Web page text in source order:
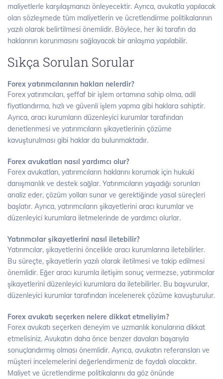
maliyetlerle karşılaşmanızı önleyecektir. Ayrıca, avukatla yapılacak
olan sözleşmede tüm maliyetlerin ve ücretlendirme politikalarının
yazılı olarak belirtilmesi önemlidir. Böylece, her iki tarafın da
haklarının korunmasını sağlayacak bir anlaşma yapılabilir.
Sıkça Sorulan Sorular
Forex yatırımcılarının hakları nelerdir?
Forex yatırımcıları, şeffaf bir işlem ortamına sahip olma, adil
fiyatlandırma, hızlı ve güvenli işlem yapma gibi haklara sahiptir.
Ayrıca, aracı kurumların düzenleyici kurumlar tarafından
denetlenmesi ve yatırımcıların şikayetlerinin çözüme
kavuşturulması gibi haklar da bulunmaktadır.
Forex avukatları nasıl yardımcı olur?
Forex avukatları, yatırımcıların haklarını korumak için hukuki
danışmanlık ve destek sağlar. Yatırımcıların yaşadığı sorunları
analiz eder, çözüm yolları sunar ve gerektiğinde yasal süreçleri
başlatır. Ayrıca, yatırımcıların şikayetlerini aracı kurumlar ve
düzenleyici kurumlara iletmelerinde de yardımcı olurlar.
Yatırımcılar şikayetlerini nasıl iletebilir?
Yatırımcılar, şikayetlerini öncelikle aracı kurumlarına iletebilirler.
Bu süreçte, şikayetlerin yazılı olarak iletilmesi ve takip edilmesi
önemlidir. Eğer aracı kurumla iletişim sonuç vermezse, yatırımcılar
şikayetlerini düzenleyici kurumlara da iletebilirler. Bu başvurular,
düzenleyici kurumlar tarafından incelenerek çözüme kavuşturulur.
Forex avukatı seçerken nelere dikkat etmeliyim?
Forex avukatı seçerken deneyim ve uzmanlık konularına dikkat
etmelisiniz. Avukatın daha önce benzer davaları başarıyla
sonuçlandırmış olması önemlidir. Ayrıca, avukatın referansları ve
müşteri incelemelerini değerlendirmeniz de faydalı olacaktır.
Maliyet ve ücretlendirme politikalarını da göz önünde